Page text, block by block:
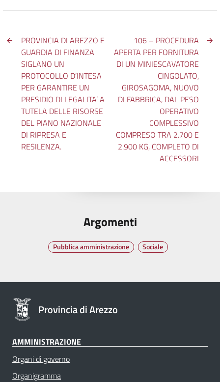
PROVINCIA DI AREZZO E
GUARDIA DI FINANZA
SIGLANO UN
PROTOCOLLO D’INTESA
PER GARANTIRE UN
PRESIDIO DI LEGALITA’ A
TUTELA DELLE RISORSE
DEL PIANO NAZIONALE
DI RIPRESA E
RESILENZA.
106 – PROCEDURA
APERTA PER FORNITURA
DI UN MINIESCAVATORE
CINGOLATO,
GIROSAGOMA, NUOVO
DI FABBRICA, DAL PESO
OPERATIVO
COMPLESSIVO
COMPRESO TRA 2.700 E
2.900 KG, COMPLETO DI
ACCESSORI
Argomenti
Pubblica amministrazione Sociale
Provincia di Arezzo
AMMINISTRAZIONE
Organi di governo
Organigramma